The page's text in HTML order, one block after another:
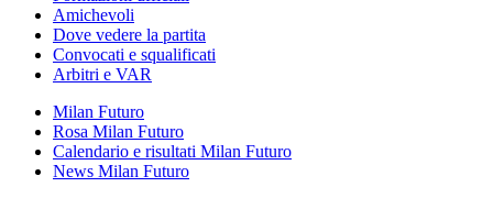
Amichevoli
Dove vedere la partita
Convocati e squalificati
Arbitri e VAR
Milan Futuro
Rosa Milan Futuro
Calendario e risultati Milan Futuro
News Milan Futuro